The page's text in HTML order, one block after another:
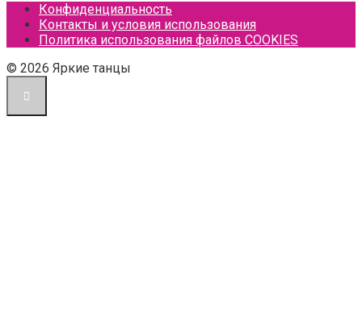
Конфиденциальность
Контакты и условия использования
Политика использования файлов COOKIES
© 2026 Яркие танцы